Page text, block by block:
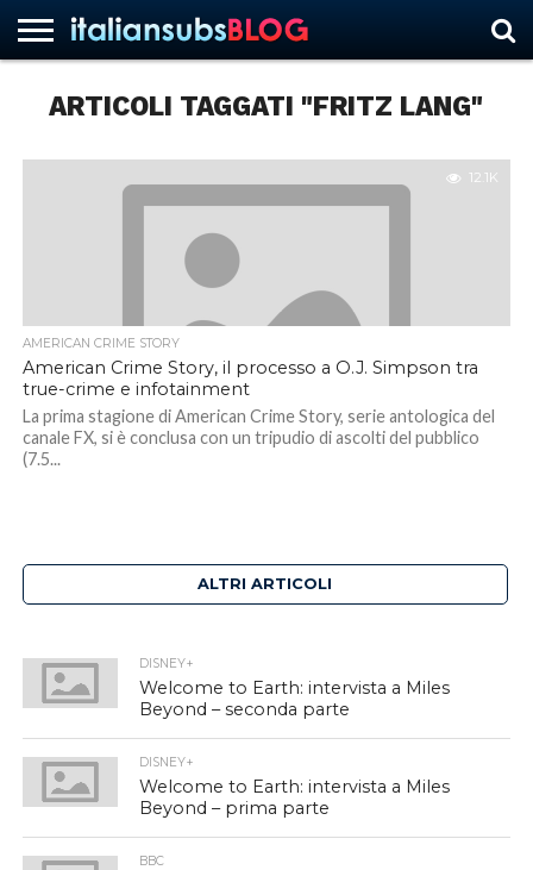
NEWS
ASCOLTI
RECENSIONI
INTERVISTE
CURIOSITÀ
CHI
CONTATTACI
FORUM
ITALIANSUBS
ARTICOLI TAGGATI "FRITZ LANG"
12.1K
AMERICAN CRIME STORY
American Crime Story, il processo a O.J. Simpson tra
true-crime e infotainment
La prima stagione di American Crime Story, serie antologica del
canale FX, si è conclusa con un tripudio di ascolti del pubblico
(7.5...
ALTRI ARTICOLI
DISNEY+
Welcome to Earth: intervista a Miles
Beyond – seconda parte
DISNEY+
Welcome to Earth: intervista a Miles
Beyond – prima parte
BBC